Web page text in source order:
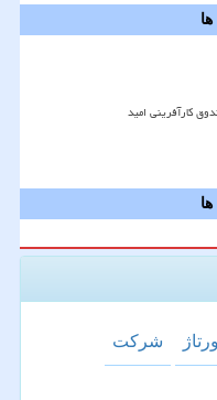
کارآفرینی امید
شركت